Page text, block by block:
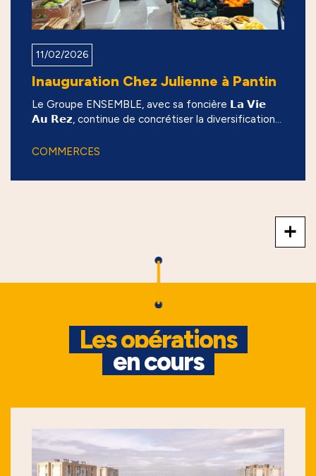
11/02/2026
Inauguration Chez Julienne à Pantin
Le Groupe ENSEMBLE, avec sa foncière 𝗟𝗮 𝗩𝗶𝗲
𝗔𝘂 𝗥𝗲𝘇, continue de concrétiser la diversification...
COMMERCES
+
Les opérations
en cours